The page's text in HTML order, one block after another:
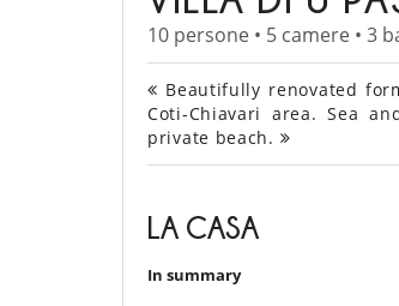
10 persone • 5 camere • 3
Beautifully renovated
Coti-Chiavari area. Sea
private beach.
LA CASA
In summary